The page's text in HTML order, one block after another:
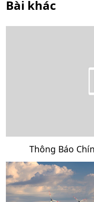
Bài khác
Thông Báo